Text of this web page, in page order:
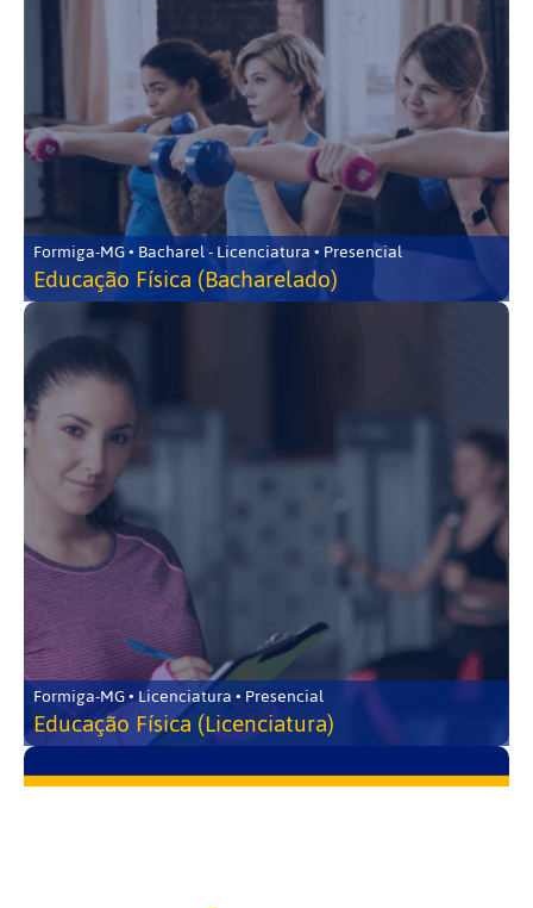
Formiga-MG • Bacharel - Licenciatura • Presencial
Educação Física (Bacharelado)
Formiga-MG • Licenciatura • Presencial
Educação Física (Licenciatura)